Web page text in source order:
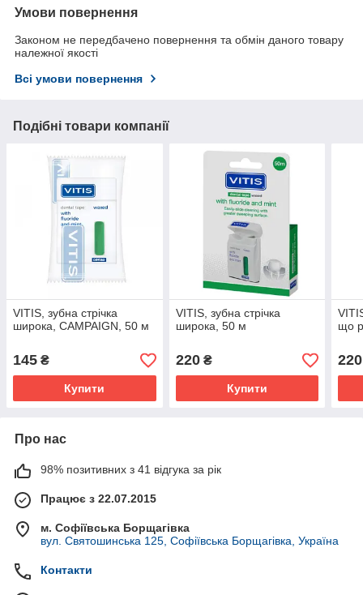
Умови повернення
Законом не передбачено повернення та обмін даного товару
належної якості
Всі умови повернення
Подібні товари компанії
VITIS, зубна стрічка
широка, CAMPAIGN, 50 м
145 ₴
Купити
VITIS, зубна стрічка
широка, 50 м
220₴
Купити
що
220
Про нас
98% позитивних з 41 відгука за рік
Працює з 22.07.2015
м. Софіївська Борщагівка
вул. Святошинська 125, Софіївська Борщагівка, Україна
Контакти